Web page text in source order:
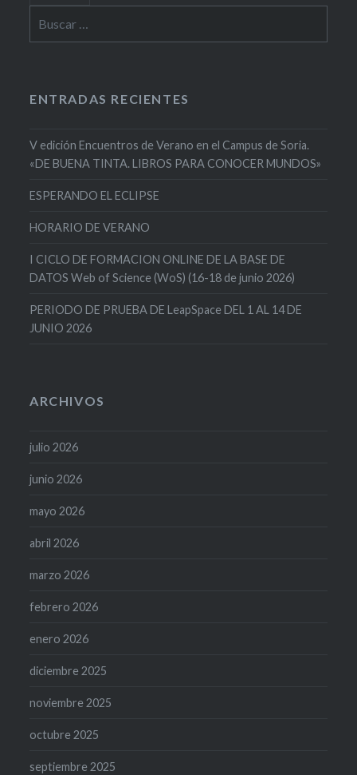
ENTRADAS RECIENTES
V edición Encuentros de Verano en el Campus de Soria.
«DE BUENA TINTA. LIBROS PARA CONOCER MUNDOS»
ESPERANDO EL ECLIPSE
HORARIO DE VERANO
I CICLO DE FORMACION ONLINE DE LA BASE DE
DATOS Web of Science (WoS) (16-18 de junio 2026)
PERIODO DE PRUEBA DE LeapSpace DEL 1 AL 14 DE
JUNIO 2026
ARCHIVOS
julio 2026
junio 2026
mayo 2026
abril 2026
marzo 2026
febrero 2026
enero 2026
diciembre 2025
noviembre 2025
octubre 2025
septiembre 2025